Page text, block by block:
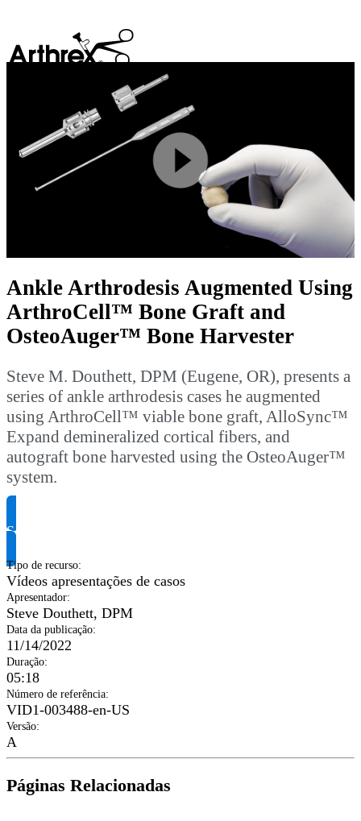
Play
Video
Ankle Arthrodesis Augmented Using
ArthroCell™ Bone Graft and
OsteoAuger™ Bone Harvester
Steve M. Douthett, DPM (Eugene, OR), presents a
series of ankle arthrodesis cases he augmented
using ArthroCell™ viable bone graft, AlloSync™
Expand demineralized cortical fibers, and
autograft bone harvested using the OsteoAuger™
system.
Solicite informação do produto
Tipo de recurso:
Vídeos apresentações de casos
Apresentador:
Steve Douthett, DPM
Data da publicação:
11/14/2022
Duração:
05:18
Número de referência:
VID1-003488-en-US
Versão:
A
Páginas Relacionadas